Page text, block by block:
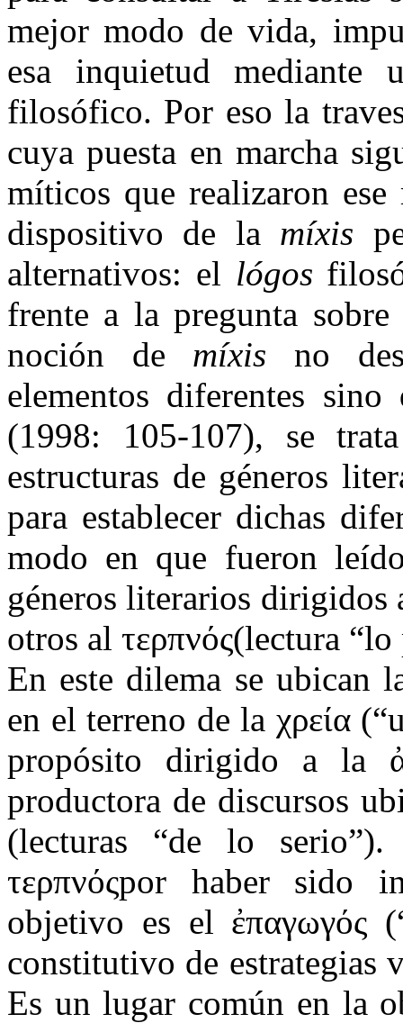
mejor modo de vida,
esa inquietud
filosófico. Por eso la
cuya puesta en marcha
míticos que realizaron
dispositivo de la míxis
alternativos: el lógos
frente a la pregunta
noción de míxis no
elementos diferentes
(1998: 105-107), se
estructuras de géneros
para establecer dichas
modo en que fueron
géneros literarios dirigidos
otros al τερπνός(lectura
En este dilema se
en el terreno de la χρεία
propósito dirigido a la
productora de discursos
(lecturas “de lo
τερπνόςpor haber sido
objetivo es el ἐπαγωγός
constitutivo de estrategias
Es un lugar común en la